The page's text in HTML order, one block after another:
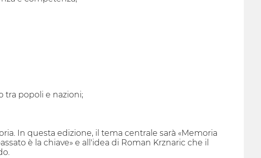
tra popoli e nazioni;
In questa edizione, il tema centrale sarà «Memoria
è la chiave» e all'idea di Roman Krznaric che il